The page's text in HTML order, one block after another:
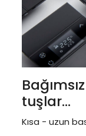
tuşlar...
Kısa - uzun